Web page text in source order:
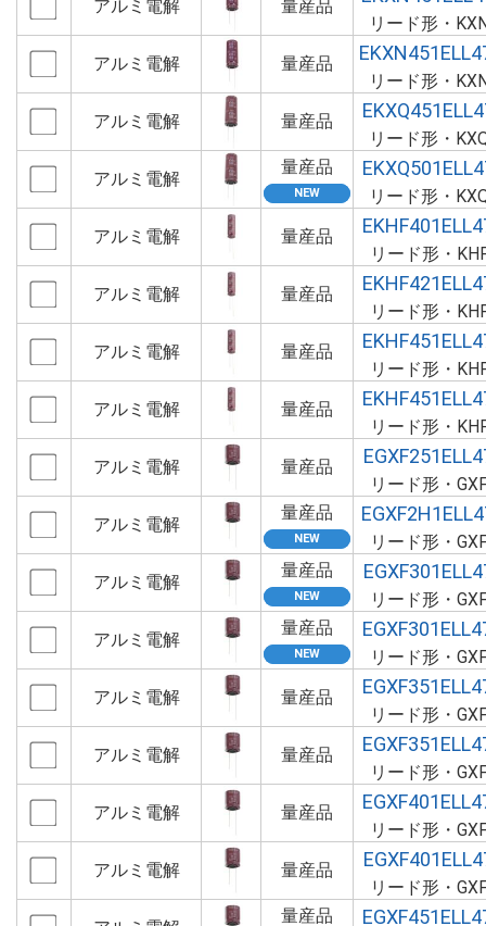
アルミ電解
量産品
リード形・
アルミ電解
量産品
リード形・
アルミ電解
量産品
リード形・
アルミ電解
量産品
リード形・
アルミ電解
量産品
リード形・
アルミ電解
量産品
リード形・
アルミ電解
量産品
リード形・
アルミ電解
量産品
リード形・
アルミ電解
量産品
リード形・
アルミ電解
量産品
リード形・
アルミ電解
量産品
リード形・
アルミ電解
量産品
リード形・
アルミ電解
量産品
リード形・
アルミ電解
量産品
リード形・
アルミ電解
量産品
リード形・
アルミ電解
量産品
リード形・
量産品